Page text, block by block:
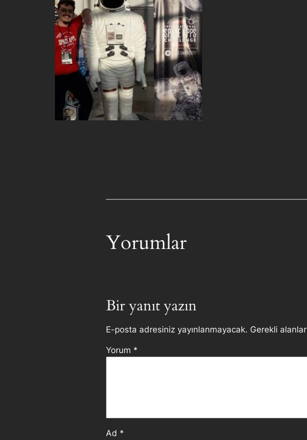
Yorumlar
Bir yanıt yazın
E-posta adresiniz yayınlanmayacak. Gerekli alanlar
Yorum *
Ad *